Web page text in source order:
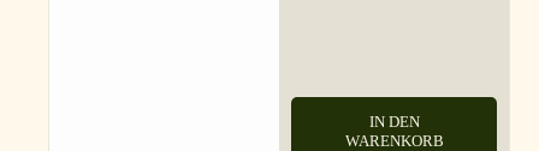
IN DEN
WARENKORB